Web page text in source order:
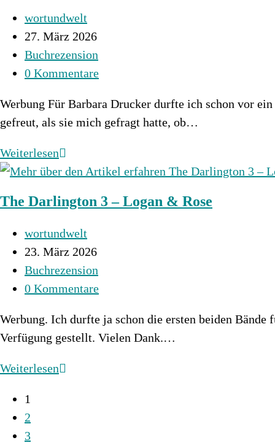
Nacht
Beitrags-
Autor:
wortundwelt
Beitrag
veröffentlicht:
27. März 2026
Beitrags-
Kategorie:
Buchrezension
Beitrags-
0 Kommentare
Werbung Für Barbara Drucker durfte ich schon vor
gefreut, als sie mich gefragt hatte, ob…
WeiterlesenDer
Marchese
–
Der
The Darlington 3 – Logan & Rose
Beitrags-
Autor:
wortundwelt
Beitrag
veröffentlicht:
23. März 2026
Beitrags-
Kategorie:
Buchrezension
Beitrags-
0 Kommentare
Werbung. Ich durfte ja schon die ersten beiden Bände
Verfügung gestellt. Vielen Dank.…
WeiterlesenThe
1
2
3